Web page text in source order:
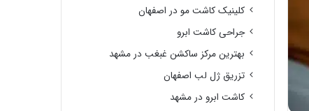
کلینیک کاشت مو در اصفهان
جراحی کاشت ابرو
بهترین مرکز ساکشن غبغب در مشهد
تزریق ژل لب اصفهان
کاشت ابرو در مشهد